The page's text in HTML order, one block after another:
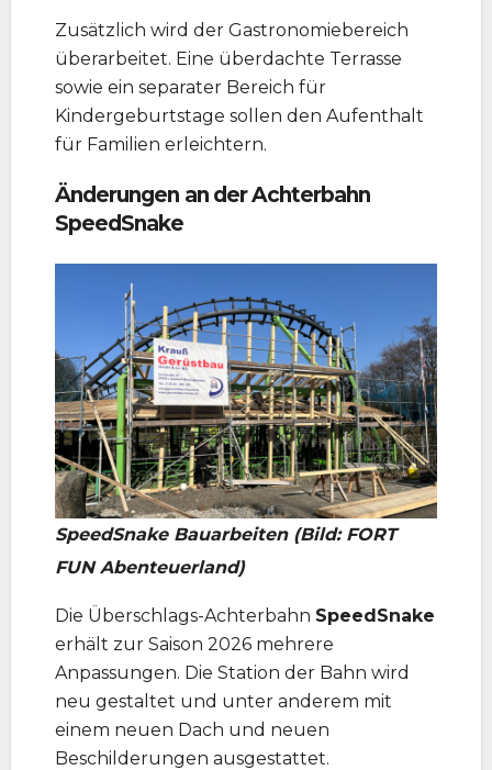
Zusätzlich wird der Gastronomiebereich
überarbeitet. Eine überdachte Terrasse
sowie ein separater Bereich für
Kindergeburtstage sollen den Aufenthalt
für Familien erleichtern.
Änderungen an der Achterbahn
SpeedSnake
SpeedSnake Bauarbeiten (Bild: FORT
FUN Abenteuerland)
Die Überschlags-Achterbahn SpeedSnake
erhält zur Saison 2026 mehrere
Anpassungen. Die Station der Bahn wird
neu gestaltet und unter anderem mit
einem neuen Dach und neuen
Beschilderungen ausgestattet.